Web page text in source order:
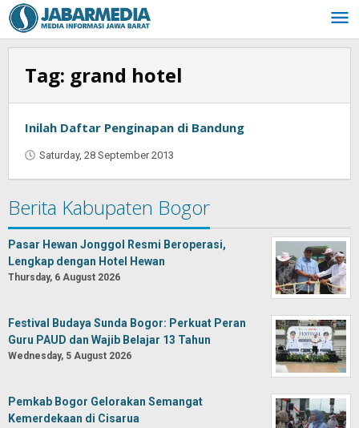
Skip
to
content
Tag: grand hotel
Inilah Daftar Penginapan di Bandung
Saturday, 28 September 2013
Berita Kabupaten Bogor
Pasar Hewan Jonggol Resmi Beroperasi,
Lengkap dengan Hotel Hewan
Thursday, 6 August 2026
Festival Budaya Sunda Bogor: Perkuat Peran
Guru PAUD dan Wajib Belajar 13 Tahun
Wednesday, 5 August 2026
Pemkab Bogor Gelorakan Semangat
Kemerdekaan di Cisarua